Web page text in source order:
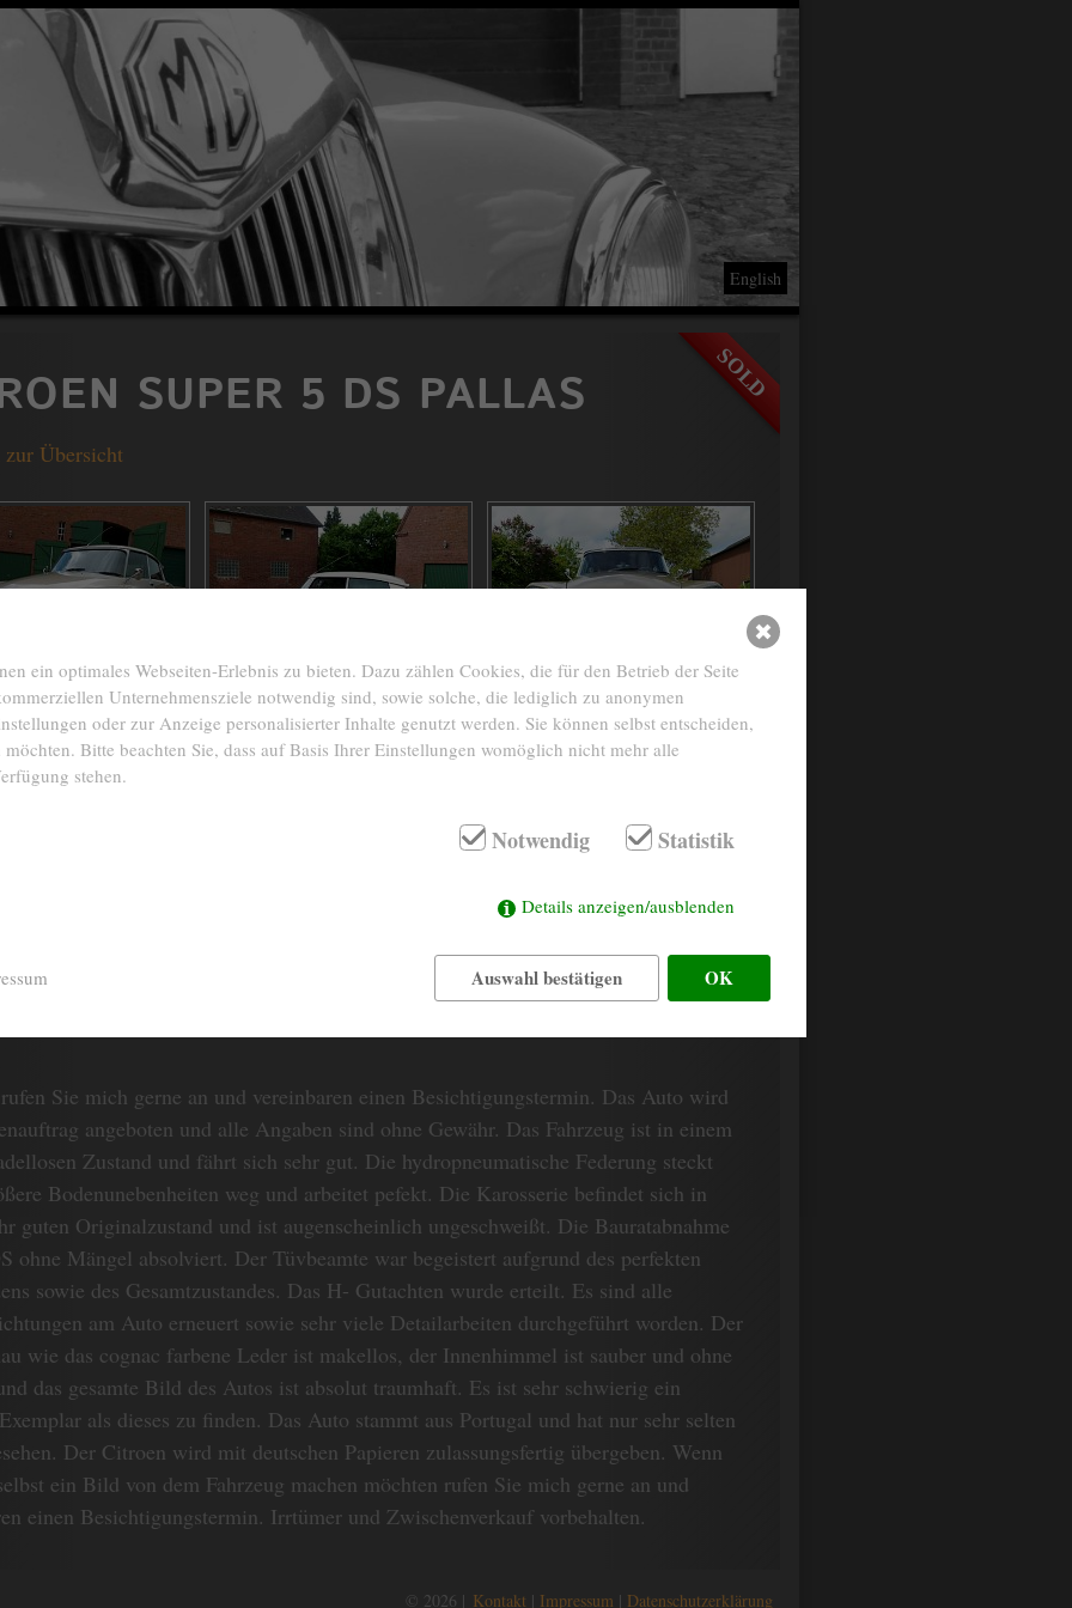
English
SUPER 5 DS PALLAS
Übersicht
INTERIEUR
Sie mich gerne an und vereinbaren einen Besichtigungstermin. Das Auto wird
angeboten und alle Angaben sind ohne Gewähr. Das Fahrzeug ist in einem
Zustand und fährt sich sehr gut. Die hydropneumatische Federung steckt
Bodenunebenheiten weg und arbeitet pefekt. Die Karosserie befindet sich in
guten Originalzustand und ist augenscheinlich ungeschweißt. Die Bauratabnahme
ohne Mängel absolviert. Der Tüvbeamte war begeistert aufgrund des perfekten
sowie des Gesamtzustandes. Das H- Gutachten wurde erteilt. Es sind alle
am Auto erneuert sowie sehr viele Detailarbeiten durchgeführt worden. Der
wie das cognac farbene Leder ist makellos, der Innenhimmel ist sauber und ohne
das gesamte Bild des Autos ist absolut traumhaft. Es ist sehr schwierig ein
als dieses zu finden. Das Auto stammt aus Portugal und hat nur sehr selten
Der Citroen wird mit deutschen Papieren zulassungsfertig übergeben. Wenn
ein Bild von dem Fahrzeug machen möchten rufen Sie mich gerne an und
einen Besichtigungstermin. Irrtümer und Zwischenverkauf vorbehalten.
© 2026 | Kontakt Impressum Datenschutzerklärung
ein optimales Webseiten-Erlebnis zu bieten. Dazu zählen Cookies, die für den Betrieb der Seite
Unternehmensziele notwendig sind, sowie solche, die lediglich zu anonymen
oder zur Anzeige personalisierter Inhalte genutzt werden. Sie können selbst entscheiden,
Bitte beachten Sie, dass auf Basis Ihrer Einstellungen womöglich nicht mehr alle
stehen.
Notwendig Statistik
Details anzeigen/ausblenden
Auswahl bestätigen OK